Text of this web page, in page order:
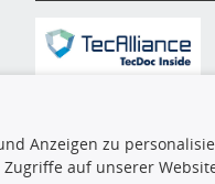
nicht kopiert werden.
unterlassen, die Daten
Anzeigen zu
auf unserer